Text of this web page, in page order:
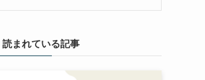
読まれている記事